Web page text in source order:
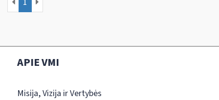
APIE VMI
Misija, Vizija ir Vertybės